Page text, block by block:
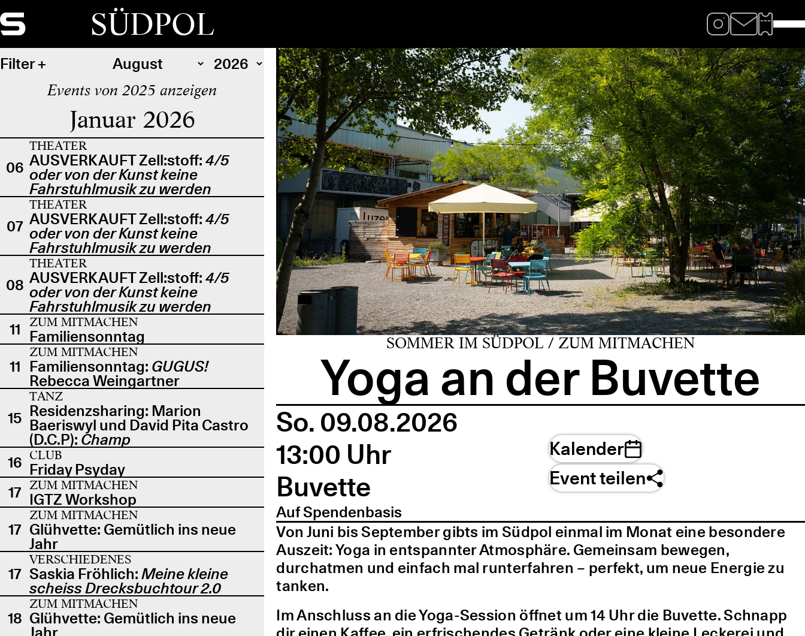
SÜDPOL
Filter
Events von 2025 anzeigen
Januar 2026
06
THEATER
AUSVERKAUFT Zell:stoff: 4/5
oder von der Kunst keine
Fahrstuhlmusik zu werden
07
THEATER
AUSVERKAUFT Zell:stoff: 4/5
oder von der Kunst keine
Fahrstuhlmusik zu werden
08
THEATER
AUSVERKAUFT Zell:stoff: 4/5
oder von der Kunst keine
Fahrstuhlmusik zu werden
11
ZUM MITMACHEN
Familiensonntag
11
ZUM MITMACHEN
Familiensonntag: GUGUS!
Rebecca Weingartner
15
TANZ
Residenzsharing: Marion
Baeriswyl und David Pita Castro
(D.C.P): Champ
16 CLUB
Friday Psyday
17 ZUM MITMACHEN
IGTZ Workshop
17
ZUM MITMACHEN
Glühvette: Gemütlich ins neue
Jahr
17
VERSCHIEDENES
Saskia Fröhlich: Meine kleine
scheiss Drecksbuchtour 2.0
18
ZUM MITMACHEN
Glühvette: Gemütlich ins neue
Jahr
SOMMER IM SÜDPOL / ZUM MITMACHEN
Yoga an der Buvette
So. 09.08.2026
13:00 Uhr
Buvette
Auf Spendenbasis
Kalender
Event teilen
Von Juni bis September gibts im Südpol einmal im Monat eine besondere
Auszeit: Yoga in entspannter Atmosphäre. Gemeinsam bewegen,
durchatmen und einfach mal runterfahren – perfekt, um neue Energie zu
tanken.
Im Anschluss an die Yoga-Session öffnet um 14 Uhr die Buvette. Schnapp